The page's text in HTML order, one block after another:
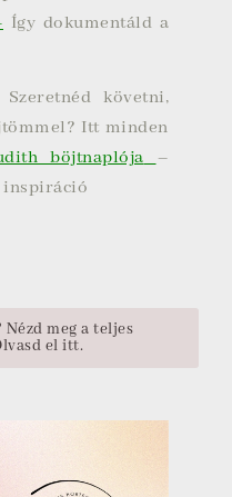
Így dokumentáld a
Szeretnéd követni,
Itt minden
böjtnaplója
–
inspiráció
meg a teljes
el itt.